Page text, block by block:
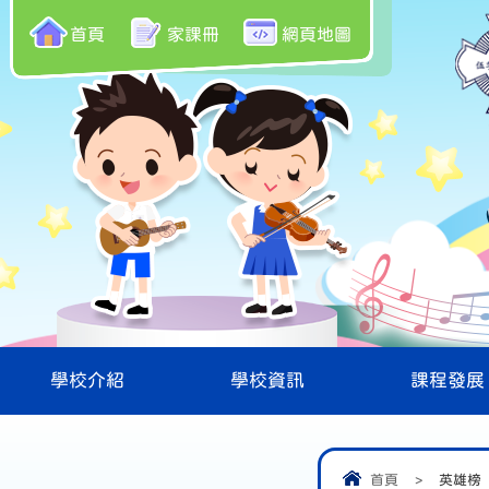
首頁 家課冊 網頁地圖
學校介紹 學校資訊 課程發展
首頁 > 英雄榜